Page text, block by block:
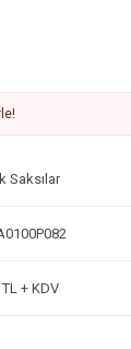
Saksılar
+ KDV